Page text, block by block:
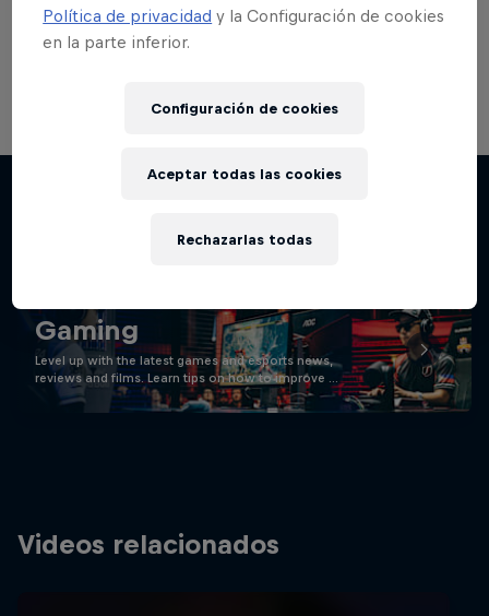
Stay updated
Gaming
Level up with the latest games and esports news,
reviews and films. Learn tips on how to improve …
Videos relacionados
Política de privacidad y la Configuración de cookies
en la parte inferior.
Configuración de cookies
Rechazarlas todas
Aceptar todas las cookies